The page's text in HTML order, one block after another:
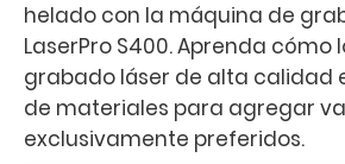
helado con la máquina de
LaserPro S400. Aprenda cómo
grabado láser de alta calidad
de materiales para agregar
exclusivamente preferidos.